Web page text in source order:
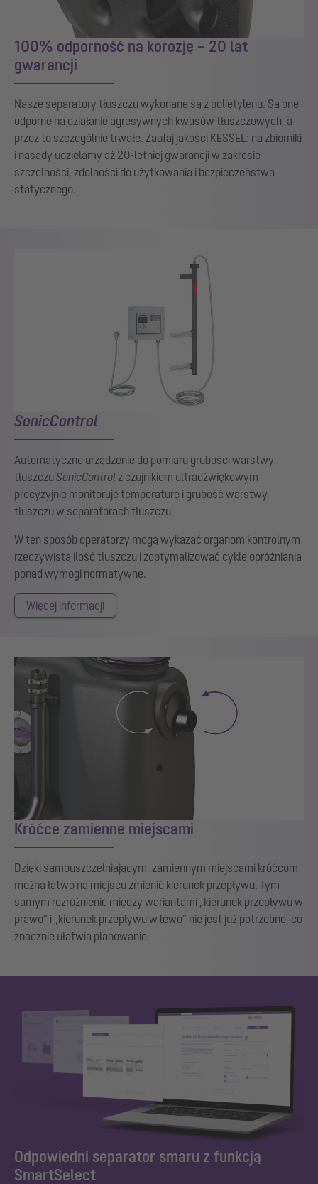
100% odporność na korozję – 20 lat
gwarancji
Nasze separatory tłuszczu wykonane są z polietylenu. Są one
odporne na działanie agresywnych kwasów tłuszczowych, a
przez to szczególnie trwałe. Zaufaj jakości KESSEL: na zbiorniki
i nasady udzielamy aż 20-letniej gwarancji w zakresie
szczelności, zdolności do użytkowania i bezpieczeństwa
statycznego.
SonicControl
Automatyczne urządzenie do pomiaru grubości warstwy
tłuszczu SonicControl z czujnikiem ultradźwiękowym
precyzyjnie monitoruje temperaturę i grubość warstwy
tłuszczu w separatorach tłuszczu.
W ten sposób operatorzy mogą wykazać organom kontrolnym
rzeczywistą ilość tłuszczu i zoptymalizować cykle opróżniania
ponad wymogi normatywne.
Więcej informacji
Króćce zamienne miejscami
Dzięki samouszczelniającym, zamiennym miejscami króćcom
można łatwo na miejscu zmienić kierunek przepływu. Tym
samym rozróżnienie między wariantami „kierunek przepływu w
prawo” i „kierunek przepływu w lewo” nie jest już potrzebne, co
znacznie ułatwia planowanie.
Odpowiedni separator smaru z funkcją
SmartSelect